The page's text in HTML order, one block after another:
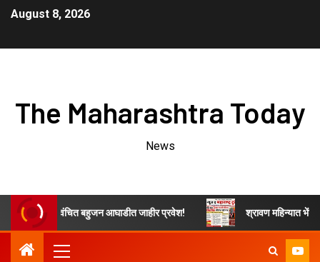
August 8, 2026
The Maharashtra Today
News
यांचा वंचित बहुजन आघाडीत जाहीर प्रवेश! श्रावण महिन्यात भेंडाळा